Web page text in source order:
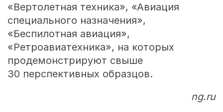
«Вертолетная техника», «Авиация
специального назначения»,
«Беспилотная авиация»,
«Ретроавиатехника», на которых
продемонстрируют свыше
30 перспективных образцов.
ng.ru